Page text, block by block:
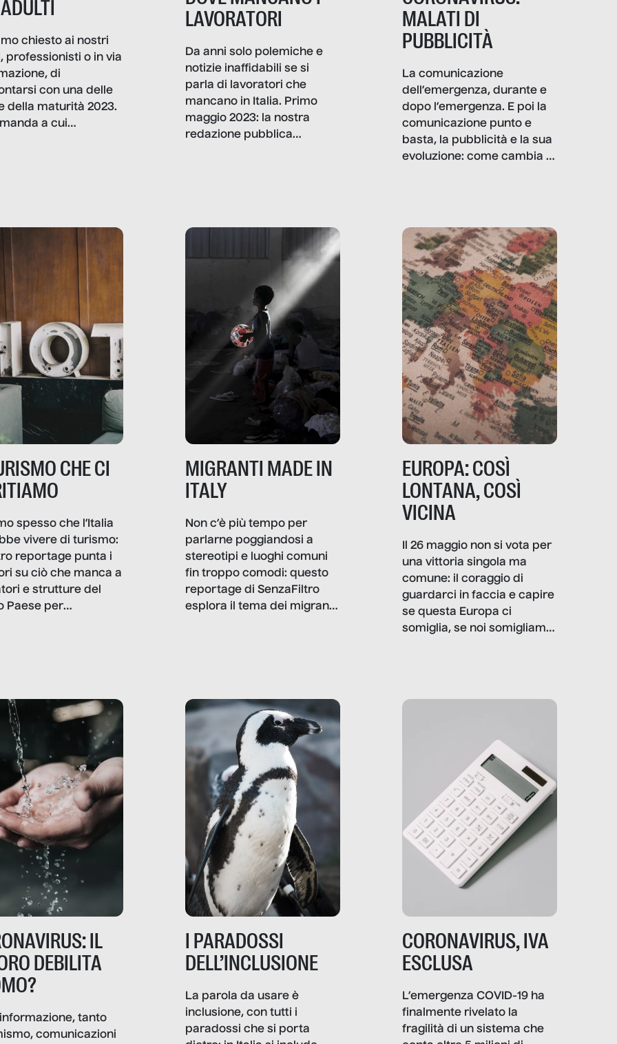
chiesto ai nostri
professionisti o in via
di
con una delle
della maturità 2023.
a cui
LAVORATORI
Da anni solo polemiche e
notizie inaffidabili se si
parla di lavoratori che
mancano in Italia. Primo
maggio 2023: la nostra
redazione pubblica
la sanità, la ristorazione,
la scuola, le fabbriche,
amministrazione, l’edilizia,
MALATI DI
PUBBLICITÀ
La comunicazione
dell’emergenza, durante e
dopo l’emergenza. E poi la
comunicazione punto e
basta, la pubblicità e la sua
evoluzione: come cambia il
CHE CI
spesso che l’Italia
vivere di turismo:
reportage punta i
su ciò che manca a
e strutture del
Paese per
MIGRANTI MADE IN
ITALY
Non c’è più tempo per
parlarne poggiandosi a
stereotipi e luoghi comuni
fin troppo comodi: questo
reportage di SenzaFiltro
esplora il tema dei migranti
ripensano.
EUROPA: COSÌ
LONTANA, COSÌ
VICINA
Il 26 maggio non si vota per
una vittoria singola ma
comune: il coraggio di
guardarci in faccia e capire
se questa Europa ci
somiglia, se noi somigliamo
comunica, quanto vale […]
IL
DEBILITA
tanto
comunicazioni
I PARADOSSI
DELL’INCLUSIONE
La parola da usare è
inclusione, con tutti i
paradossi che si porta
CORONAVIRUS, IVA
ESCLUSA
L’emergenza COVID-19 ha
finalmente rivelato la
fragilità di un sistema che